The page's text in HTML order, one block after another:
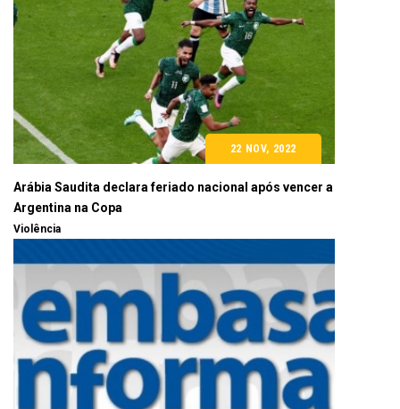
22 NOV, 2022
Arábia Saudita declara feriado nacional após vencer a
Argentina na Copa
Violência